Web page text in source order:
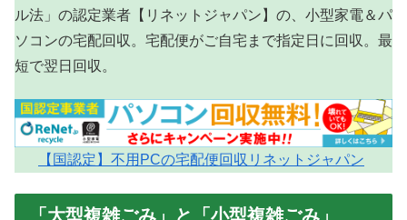
ル法」の認定業者【リネットジャパン】の、小型家電＆パ
ソコンの宅配回収。宅配便がご自宅まで指定日に回収。最
短で翌日回収。
【国認定】不用PCの宅配便回収リネットジャパン
「大型複雑ごみ」と「小型複雑ごみ」